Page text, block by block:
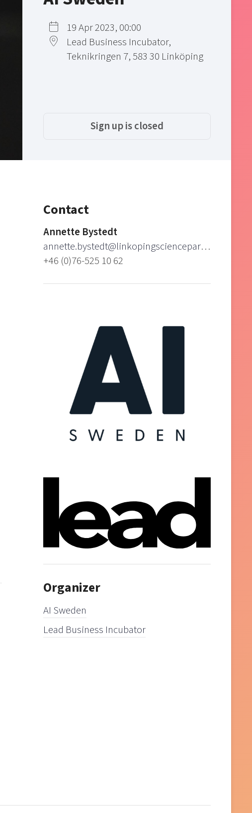
19 Apr 2023, 00:00
Lead Business Incubator,
Teknikringen 7, 583 30 Linköping
Sign up is closed
Contact
Annette Bystedt
annette.bystedt@linkopingsciencepark.se
+46 (0)76-525 10 62
Organizer
AI Sweden
Lead Business Incubator